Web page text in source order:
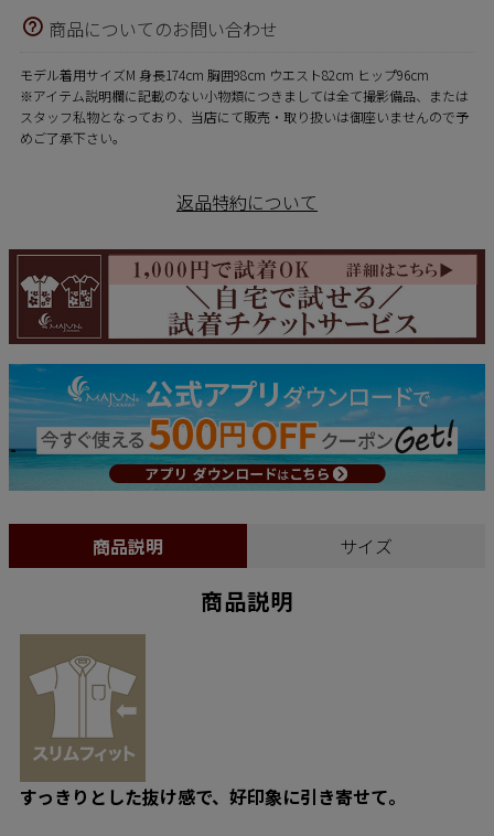
商品についてのお問い合わせ
モデル着用サイズM 身長174cm 胸囲98cm ウエスト82cm ヒップ96cm
※アイテム説明欄に記載のない小物類につきましては全て撮影備品、または
スタッフ私物となっており、当店にて販売・取り扱いは御座いませんので予
めご了承下さい。
返品特約について
商品説明 サイズ
商品説明
すっきりとした抜け感で、好印象に引き寄せて。